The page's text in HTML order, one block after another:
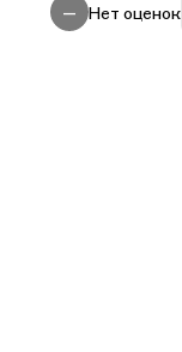
— Нет оценок